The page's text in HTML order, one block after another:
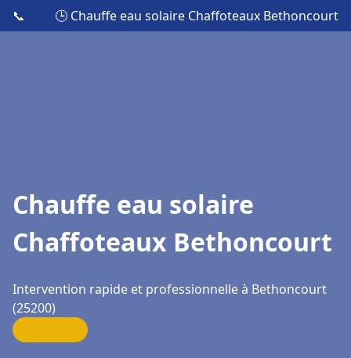
📞 🕒 Chauffe eau solaire Chaffoteaux Bethoncourt
Chauffe eau solaire
Chaffoteaux Bethoncourt
Intervention rapide et professionnelle à Bethoncourt
(25200)